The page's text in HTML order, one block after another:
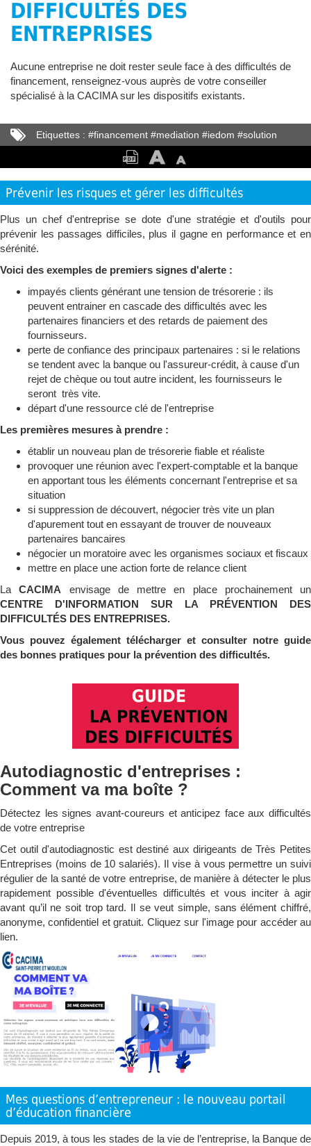
DIFFICULTÉS DES
ENTREPRISES
Aucune entreprise ne doit rester seule face à des difficultés de
financement, renseignez-vous auprès de votre conseiller
spécialisé à la CACIMA sur les dispositifs existants.
Etiquettes : #financement #mediation #iedom #solution
Prévenir les risques et gérer les difficultés
Plus un chef d'entreprise se dote d'une stratégie et d'outils pour
prévenir les passages difficiles, plus il gagne en performance et en
sérénité.
Voici des exemples de premiers signes d'alerte :
impayés clients générant une tension de trésorerie : ils
peuvent entrainer en cascade des difficultés avec les
partenaires financiers et des retards de paiement des
fournisseurs.
perte de confiance des principaux partenaires : si le relations
se tendent avec la banque ou l'assureur-crédit, à cause d'un
rejet de chèque ou tout autre incident, les fournisseurs le
seront très vite.
départ d'une ressource clé de l'entreprise
Les premières mesures à prendre :
établir un nouveau plan de trésorerie fiable et réaliste
provoquer une réunion avec l'expert-comptable et la banque
en apportant tous les éléments concernant l'entreprise et sa
situation
si suppression de découvert, négocier très vite un plan
d'apurement tout en essayant de trouver de nouveaux
partenaires bancaires
négocier un moratoire avec les organismes sociaux et fiscaux
mettre en place une action forte de relance client
LaCACIMA envisage de mettre en place prochainement un
CENTRE D'INFORMATION SUR LA PRÉVENTION DES
DIFFICULTÉS DES ENTREPRISES.
Vous pouvez également télécharger et consulter notre guide
des bonnes pratiques pour la prévention des difficultés.
Autodiagnostic d'entreprises :
Comment va ma boîte ?
Détectez les signes avant-coureurs et anticipez face aux difficultés
de votre entreprise
Cet outil d'autodiagnostic est destiné aux dirigeants de Très Petites
Entreprises (moins de 10 salariés). Il vise à vous permettre un suivi
régulier de la santé de votre entreprise, de manière à détecter le plus
rapidement possible d'éventuelles difficultés et vous inciter à agir
avant qu’il ne soit trop tard. Il se veut simple, sans élément chiffré,
anonyme, confidentiel et gratuit. Cliquez sur l'image pour accéder au
lien.
Mes questions d’entrepreneur : le nouveau portail
d’éducation financière
Depuis 2019, à tous les stades de la vie de l’entreprise, la Banque de